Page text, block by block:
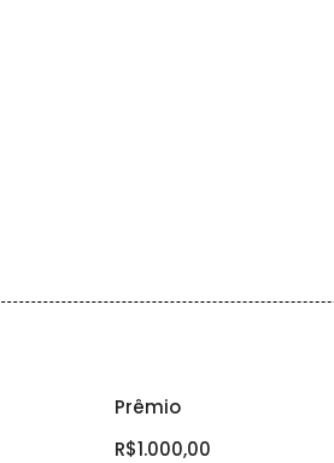
Prêmio
R$1.000,00